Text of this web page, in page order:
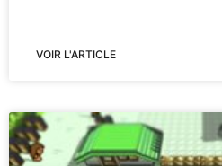
VOIR L'ARTICLE